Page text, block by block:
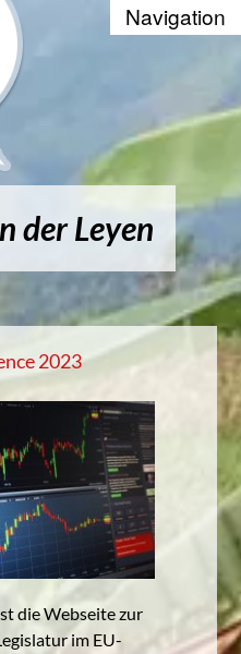
und der Welthandel
zum
der Leyen
2023
die Webseite zur
im EU-